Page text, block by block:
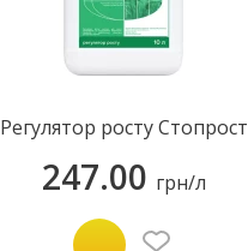
Регулятор росту Стопрост
247.00 грн/л